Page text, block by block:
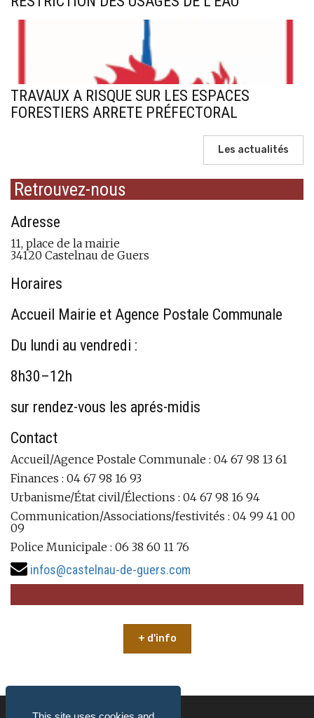
TRAVAUX A RISQUE SUR LES ESPACES
FORESTIERS ARRETE PRÉFECTORAL
Les actualités
Retrouvez-nous
Adresse
11, place de la mairie
34120 Castelnau de Guers
Horaires
Accueil Mairie et Agence Postale Communale
Du lundi au vendredi :
8h30–12h
sur rendez-vous les aprés-midis
Contact
Accueil/Agence Postale Communale : 04 67 98 13 61
Finances : 04 67 98 16 93
Urbanisme/État civil/Élections : 04 67 98 16 94
Communication/Associations/festivités : 04 99 41 00
09
Police Municipale : 06 38 60 11 76
infos@castelnau-de-guers.com
+ d'info